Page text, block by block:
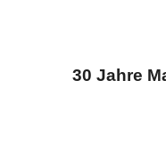
30 Jahre